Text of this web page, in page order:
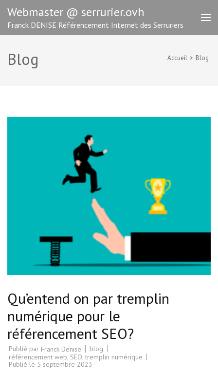
contenu
(Pressez
Webmaster @ serrurier.ovh
Franck DENISE Référencement Internet des Serruriers
Blog Accueil > Blog
Blog
Qu’entend on par tremplin
numérique pour le
référencement SEO?
Publié par Franck Denise
blog
référencement web, SEO,tremplin numérique
Publié le 5 septembre 2023